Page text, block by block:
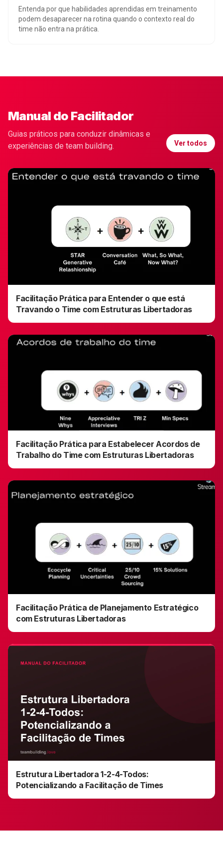
Entenda por que habilidades aprendidas em treinamento
podem desaparecer na rotina quando o contexto real do
time não entra na prática.
Manual do Facilitador
Guias práticos para conduzir dinâmicas e
experiências de team building.
Ver todos
Facilitação Prática para Entender o que está
Travando o Time com Estruturas Libertadoras
Facilitação Prática para Estabelecer Acordos de
Trabalho do Time com Estruturas Libertadoras
Facilitação Prática de Planejamento Estratégico
com Estruturas Libertadoras
Estrutura Libertadora 1-2-4-Todos:
Potencializando a Facilitação de Times